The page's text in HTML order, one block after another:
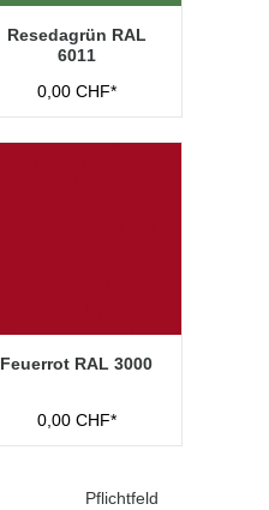
Resedagrün RAL
6011
0,00 CHF*
Feuerrot RAL 3000
0,00 CHF*
Pflichtfeld